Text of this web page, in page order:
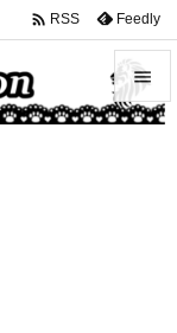


 RSS Feedly